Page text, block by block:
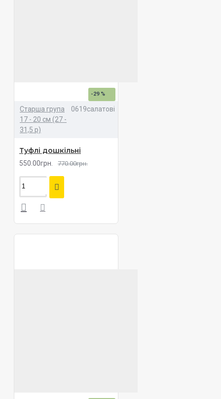
-29 %
Старша група
17 - 20 см (27 -
31,5 р)
0619салатові
Туфлі дошкільні
550.00грн. 770.00грн.